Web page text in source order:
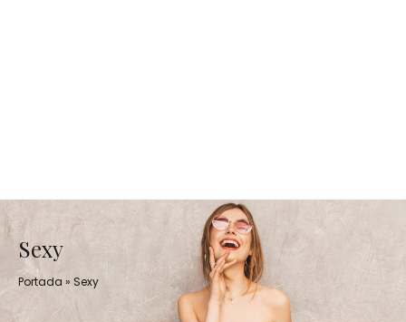
Sexy
Portada » Sexy